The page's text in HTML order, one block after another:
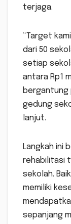
terjaga.
“Target
dari 50
setiap
antara Rp1
bergantung
gedung
lanjut.
Langkah ini
rehabilitasi
sekolah.
memiliki
sepanjang